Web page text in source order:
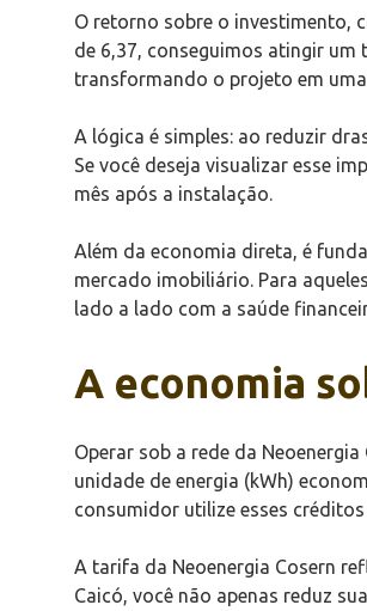
O retorno sobre o investimento,
de 6,37, conseguimos atingir um
transformando o projeto em
A lógica é simples: ao reduzir
Se você deseja visualizar esse
mês após a instalação.
Além da economia direta, é
mercado imobiliário. Para
lado a lado com a saúde
A economia
Operar sob a rede da
unidade de energia (kWh)
consumidor utilize esses
A tarifa da Neoenergia Cosern
Caicó, você não apenas reduz